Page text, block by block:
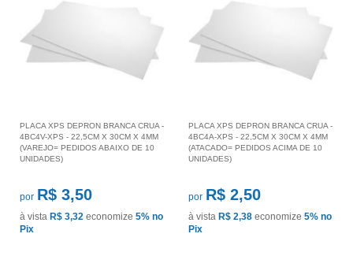
PLACA XPS DEPRON BRANCA CRUA -
4BC4V-XPS - 22,5CM X 30CM X 4MM
(VAREJO= PEDIDOS ABAIXO DE 10
UNIDADES)
por R$ 3,50
à vista R$ 3,32 economize 5% no
Pix
PLACA XPS DEPRON BRANCA CRUA -
4BC4A-XPS - 22,5CM X 30CM X 4MM
(ATACADO= PEDIDOS ACIMA DE 10
UNIDADES)
por R$ 2,50
à vista R$ 2,38 economize 5% no
Pix